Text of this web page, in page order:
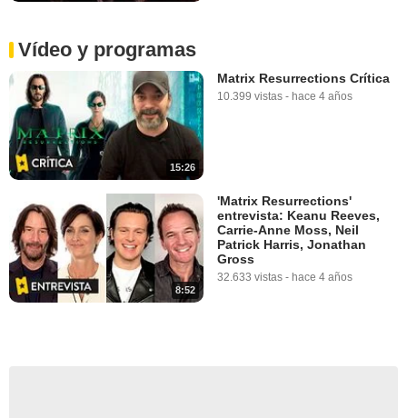
Vídeo y programas
15:26
Matrix Resurrections Crítica
10.399 vistas - hace 4 años
8:52
'Matrix Resurrections'
entrevista: Keanu Reeves,
Carrie-Anne Moss, Neil
Patrick Harris, Jonathan
Gross
32.633 vistas - hace 4 años